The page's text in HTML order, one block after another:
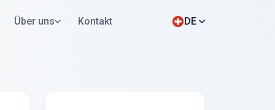
Über uns Kontakt DE